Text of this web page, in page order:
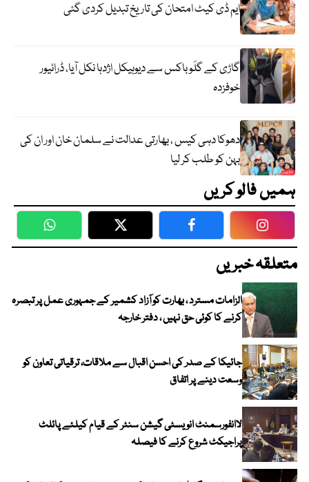
ایم ڈی کیٹ امتحان کی تاریخ تبدیل کردی گئی
گاڑی کے گلَو باکس سے دیوہیکل اژدہا نکل آیا، ڈرائیور
خوفزدہ
دھوکا دہی کیس ، بھارتی عدالت نے سلمان خان اور ان کی
بہن کو طلب کر لیا
ہمیں فالو کریں
WhatsApp Twitter Facebook
متعلقہ خبریں
الزامات مسترد ، بھارت کو آزاد کشمیر کے جمہوری عمل پر تبصرہ
کرنے کا کوئی حق نہیں ، دفتر خارجہ
جائیکا کے صدر کی احسن اقبال سے ملاقات، ترقیاتی تعاون کو
وسعت دینے پر اتفاق
لاانفورسمنٹ انویسٹی گیشن سنٹر کے قیام کیلئے پائلٹ
پراجیکٹ شروع کرنے کا فیصلہ